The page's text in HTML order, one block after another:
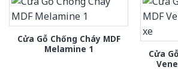
Cửa Gỗ Chống Cháy MDF
Melamine 1
Cửa